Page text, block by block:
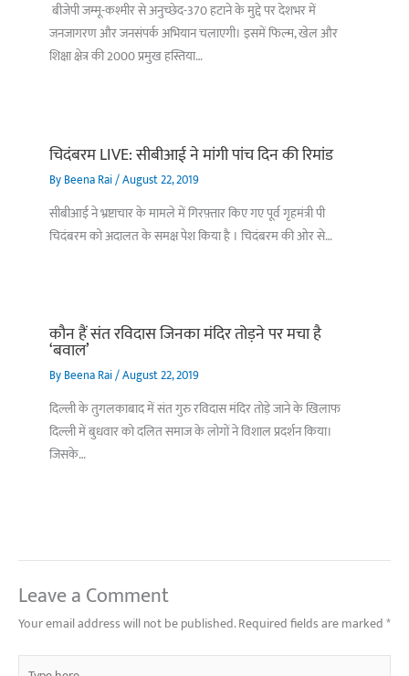
बीजेपी जम्मू-कश्मीर से अनुच्छेद-370 हटाने के मुद्दे पर देशभर में
जनजागरण और जनसंपर्क अभियान चलाएगी। इसमें फिल्म, खेल और
शिक्षा क्षेत्र की 2000 प्रमुख हस्तिया…
चिदंबरम LIVE: सीबीआई ने मांगी पांच दिन की रिमांड
ByBeena Rai/August 22, 2019
सीबीआई ने भ्रष्टाचार के मामले में गिरफ़्तार किए गए पूर्व गृहमंत्री पी
चिदंबरम को अदालत के समक्ष पेश किया है । चिदंबरम की ओर से…
कौन हैं संत रविदास जिनका मंदिर तोड़ने पर मचा है
‘बवाल’
ByBeena Rai/August 22, 2019
दिल्ली के तुगलकाबाद में संत गुरु रविदास मंदिर तोड़े जाने के खिलाफ
दिल्ली में बुधवार को दलित समाज के लोगों ने विशाल प्रदर्शन किया।
जिसके…
Leave a Comment
Your email address will not be published.Required fields are marked*